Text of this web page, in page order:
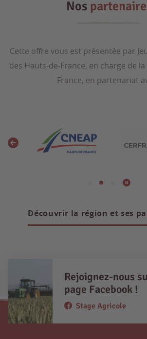
Nos
Cette offre vous est présentée par
des Hauts-de-France, en charge de
France, en partenariat
Découvrir la région et ses
Rejoignez-nous
page Facebook !
Stage Agricole